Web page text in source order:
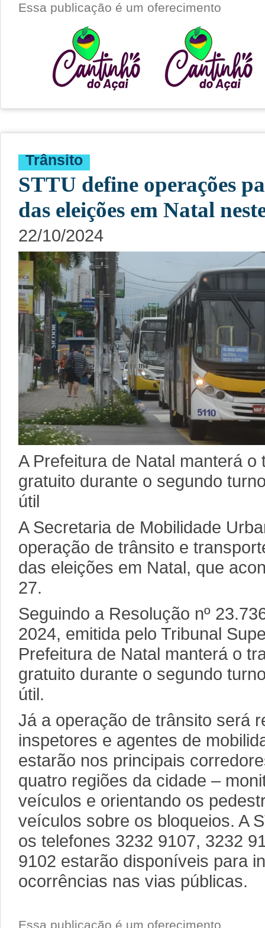
Essa publicação é um oferecimento
Trânsito
STTU define operações
das eleições em Natal
22/10/2024
A Prefeitura de Natal manterá o
gratuito durante o segundo
útil
A Secretaria de Mobilidade
operação de trânsito e
das eleições em Natal, que
27.
Seguindo a Resolução nº
2024, emitida pelo Tribunal
Prefeitura de Natal manterá o
gratuito durante o segundo
útil.
Já a operação de trânsito será
inspetores e agentes de
estarão nos principais
quatro regiões da cidade –
veículos e orientando os
veículos sobre os bloqueios. A
os telefones 3232 9107, 3232
9102 estarão disponíveis para
ocorrências nas vias públicas.
Essa publicação é um oferecimento